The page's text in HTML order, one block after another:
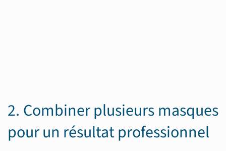
2. Combiner plusieurs masques
pour un résultat professionnel